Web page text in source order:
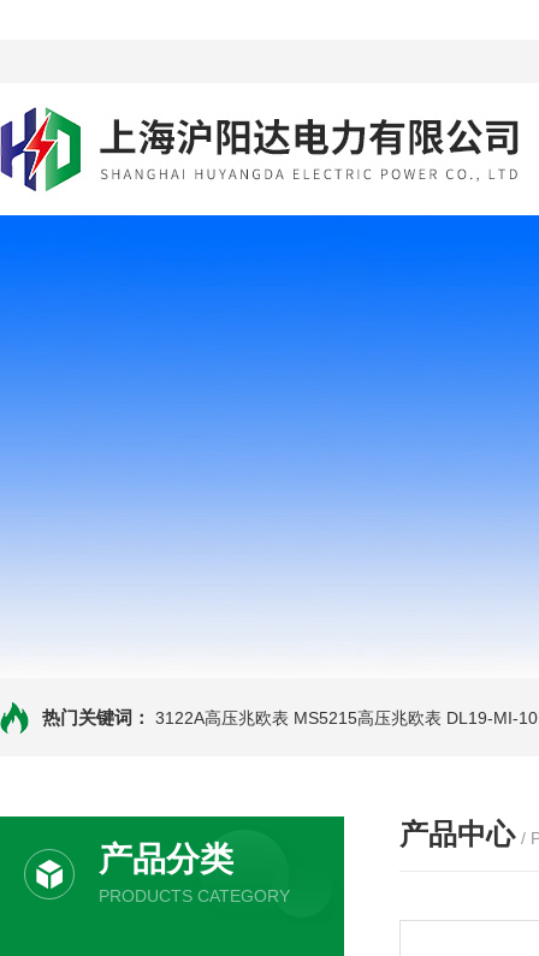
热门关键词： 3122A高压兆欧表 MS5215高压兆欧表 DL19-MI-
产品分类
PRODUCTS CATEGORY
产品中心 /